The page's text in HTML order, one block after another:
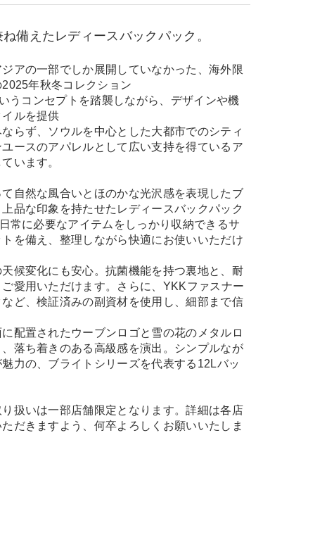
備えたレディースバックパック。
アの一部でしか展開していなかった、海外限
年秋冬コレクション
うコンセプトを踏襲しながら、デザインや機
ルを提供
らず、ソウルを中心とした大都市でのシティ
ースのアパレルとして広い支持を得ているア
います。
自然な風合いとほのかな光沢感を表現したブ
品な印象を持たせたレディースバックパック
常に必要なアイテムをしっかり収納できるサ
を備え、整理しながら快適にお使いいただけ
候変化にも安心。抗菌機能を持つ裏地と、耐
愛用いただけます。さらに、YKKファスナー
ど、検証済みの副資材を使用し、細部まで信
配置されたウーブンロゴと雪の花のメタルロ
落ち着きのある高級感を演出。シンプルなが
力の、ブライトシリーズを代表する12Lバッ
扱いは一部店舗限定となります。詳細は各店
だきますよう、何卒よろしくお願いいたしま